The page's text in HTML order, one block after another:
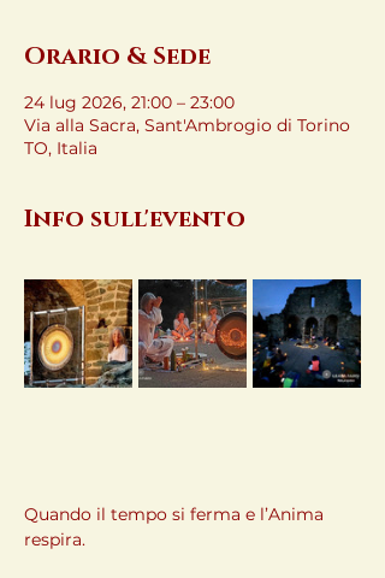
Orario & Sede
24 lug 2026, 21:00 – 23:00
Via alla Sacra, Sant'Ambrogio di Torino
TO, Italia
Info sull'evento
Quando il tempo si ferma e l’Anima
respira.